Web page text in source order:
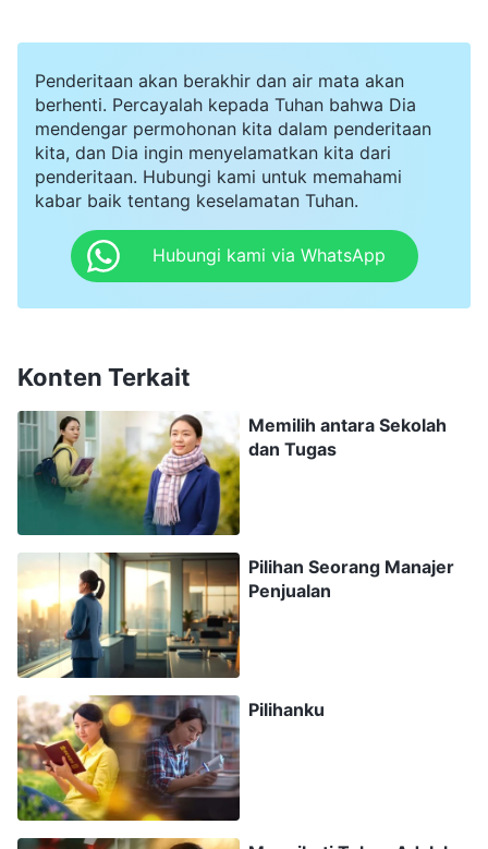
Aku berpikir tentang bagaimana pacarku belum
datang ke hadapan Tuhan, jadi aku ingin segera
membagikan Injil kepadanya agar dia juga dapat
menerimakeselamatanTuhan di akhir zaman.
Jika dia juga percaya kepada Tuhan, kami bisa
mengikuti Tuhan dan melaksanakan tugas kami
bersama setelah lulus. Memiliki tujuan dan
pengejaran yang sama pasti akan membuat kami
selalu hanya tersenyum tipis padaku, dan
terkadang hanya berkata singkat, "Ya, tentu."
Saat melihat sikapnya yang acuh tak acuh
terhadap kepercayaan kepada Tuhan, aku
merasa sedikit kecewa, tetapi karena dia tidak
menentang imanku, aku tidak terlalu
memikirkannya.
Saat itu, setiap kali aku kembali dari pertemuan,
aku merasa sangat puas, sedangkan setiap kali
aku pergi keluar dengan pacarku untuk makan,
minum, dan bersenang-senang, meskipun dari
luar kelihatannya aku bahagia, setelah
memuaskan daging, hatiku akan terasa sangat
Penderitaan akan berakhir dan air mata akan
berhenti. Percayalah kepada Tuhan bahwa Dia
mendengar permohonan kita dalam penderitaan
kita, dan Dia ingin menyelamatkan kita dari
penderitaan. Hubungi kami untuk memahami
kabar baik tentang keselamatan Tuhan.
Hubungi kami via WhatsApp
Konten Terkait
Memilih antara Sekolah
dan Tugas
Pilihan Seorang Manajer
Penjualan
Pilihanku